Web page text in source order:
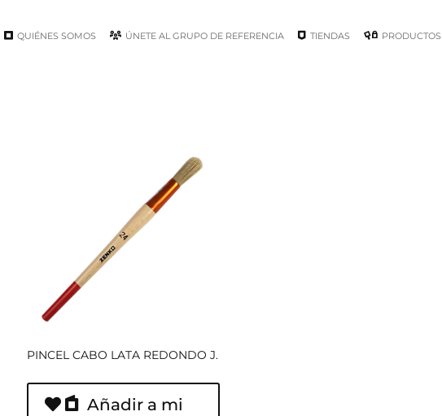
QUIÉNES SOMOS ÚNETE AL GRUPO DE REFERENCIA TIENDAS PRODUCTOS
PINCEL CABO LATA REDONDO J.
Añadir a mi